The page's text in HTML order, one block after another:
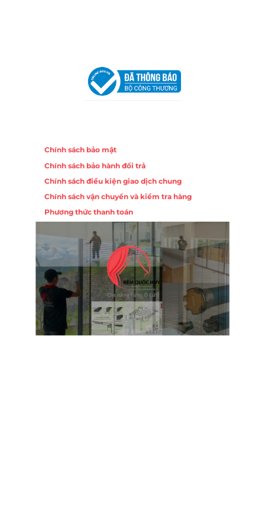
Chính sách bảo mật
Chính sách bảo hành đổi trả
Chính sách điều kiện giao dịch chung
Chính sách vận chuyển và kiểm tra hàng
Phương thức thanh toán